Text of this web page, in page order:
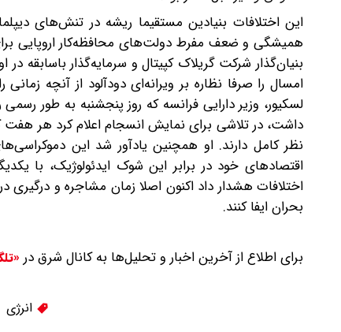
این اختلافات بنیادین مستقیما ریشه در تنش‌های
همیشگی و ضعف مفرط دولت‌های محافظه‌کار اروپایی
بنیان‌گذار شرکت گریلاک کپیتال و سرمایه‌گذار باسابقه
امسال را صرفا نظاره بر ویرانه‌ای دودآلود از آنچه
لسکیور، وزیر دارایی فرانسه که روز پنجشنبه به طور
داشت، در تلاشی برای نمایش انسجام اعلام کرد هر
نظر کامل دارند. او همچنین یادآور شد این
اقتصادهای خود در برابر این شوک ایدئولوژیک، با
اختلافات هشدار داد اکنون اصلا زمان مشاجره و
بحران ایفا کنند.
برای اطلاع از آخرین اخبار و تحلیل‌ها به کانال شرق در
انرژی